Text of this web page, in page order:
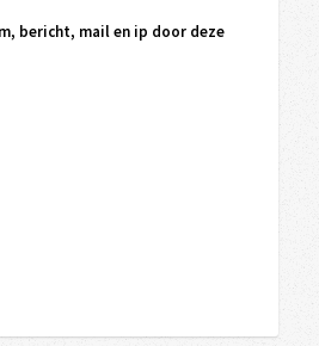
bericht, mail en ip door deze